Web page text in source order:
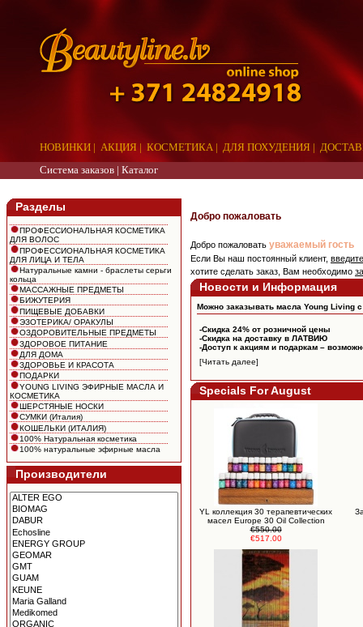
НОВИНКИ | АКЦИЯ | КОСМЕТИКА | ДЛЯ ПОХУДЕНИЯ |
Система заказов | Каталог
Разделы
ПРОФЕССИОНАЛЬНАЯ КОСМЕТИКА
ДЛЯ ВОЛОС
ПРОФЕССИОНАЛЬНАЯ КОСМЕТИКА
ДЛЯ ЛИЦА И ТЕЛА
Натуральные камни - браслеты серьги
кольца
МАССАЖНЫЕ ПРЕДМЕТЫ
БИЖУТЕРИЯ
ПИЩЕВЫЕ ДОБАВКИ
ЭЗОТЕРИКА/ ОРАКУЛЫ
ОЗДОРОВИТЕЛЬНЫЕ ПРЕДМЕТЫ
ЗДОРОВОЕ ПИТАНИЕ
ДЛЯ ДОМА
ЗДОРОВЬЕ И КРАСОТА
ПОДАРКИ
YOUNG LIVING ЭФИРНЫЕ МАСЛА И
КОСМЕТИКА
ШЕРСТЯНЫЕ НОСКИ
СУМКИ (Италия)
КОШЕЛЬКИ (ИТАЛИЯ)
100% Натуральная косметика
100% натуральные эфирные масла
Производители
Добро пожаловать
Добро пожаловать уважаемый гость
Если Вы наш постоянный клиент,
хотите сделать заказ, Вам необходимо
Новости и Информация
Можно заказывать масла Young Living c
-Скидка 24% от розничной цены
-Скидка на доставку в ЛАТВИЮ
-Доступ к акциям и подаркам –
[Читать далее]
Specials For August
YL коллекция 30 терапевтических
масел Europe 30 Oil Collection
€550.00
€517.00